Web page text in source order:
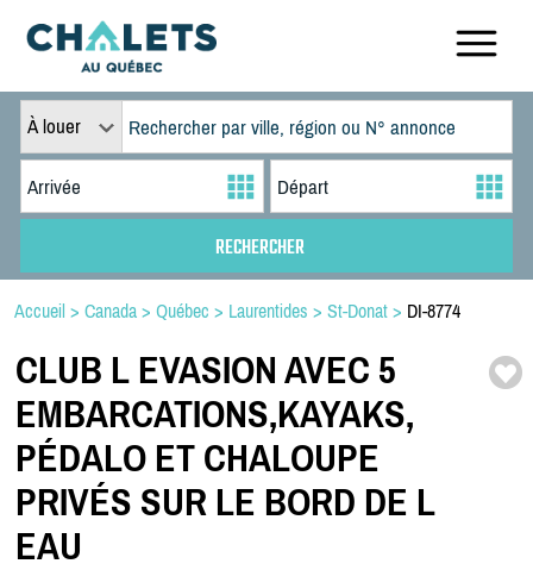
À louer
Accueil > Canada > Québec > Laurentides > St-Donat > DI-8774
CLUB L EVASION AVEC 5
EMBARCATIONS,KAYAKS,
PÉDALO ET CHALOUPE
PRIVÉS SUR LE BORD DE L
EAU